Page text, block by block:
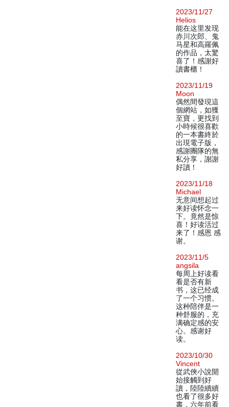
2023/11/27
Helios
能在这里发现
赤川次郎、鬼
马星和高羅佩
的作品，太驚
喜了！感謝好
讀書櫃！
2023/11/19
Moon
偶然間發現這
個網站，如獲
至寶，更找到
小時候很喜歡
的一本書終於
出現電子版，
感謝團隊的無
私分享，謝謝
好讀！
2023/11/18
Michael
无意间想起过
来好读怀念一
下。竟然是惊
喜！好读活过
来了！感恩 感
谢。
2023/11/5
angsila
每周上好读看
看是否有新
书，这已经成
了一个习惯。
这种陪伴是一
种舒服的，充
满确定感的安
心。感谢好
读。
2023/10/30
Vincent
從武俠小說開
始接觸到好
讀，陸陸續續
也看了很多好
書，六年前看